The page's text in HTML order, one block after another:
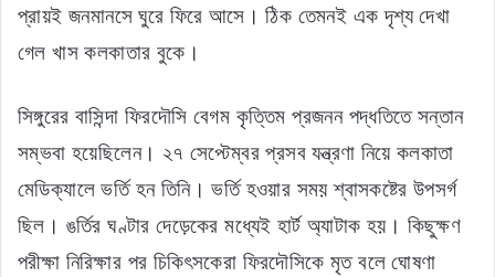
প্রায়ই জনমানসে ঘুরে ফিরে আসে। ঠিক তেমনই এক দৃশ্য দেখা
গেল খাস কলকাতার বুকে।
সিঙ্গুরের বাসিন্দা ফিরদৌসি বেগম কৃত্তিম প্রজনন পদ্ধতিতে সন্তান
সম্ভবা হয়েছিলেন। ২৭ সেপ্টেম্বর প্রসব যন্ত্রণা নিয়ে কলকাতা
মেডিক্যালে ভর্তি হন তিনি। ভর্তি হওয়ার সময় শ্বাসকষ্টের উপসর্গ
ছিল। ঙর্তির ঘণ্টার দেড়েকের মধ্যেই হার্ট অ্যাটাক হয়। কিছুক্ষণ
পরীক্ষা নিরিক্ষার পর চিকিৎসকেরা ফিরদৌসিকে মৃত বলে ঘোষণা